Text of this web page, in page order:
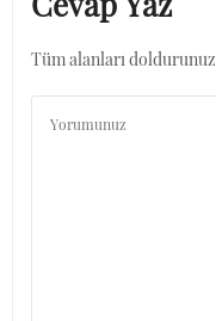
Tüm alanları doldurunuz